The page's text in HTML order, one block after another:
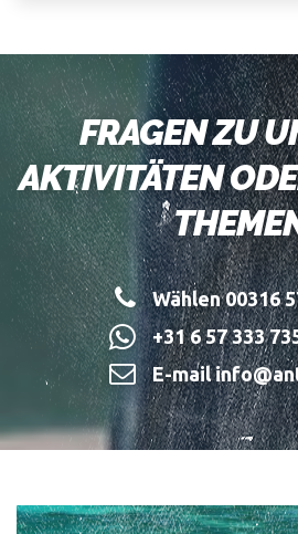
FRAGEN ZU
AKTIVITÄTEN
Wählen 00316
+31 6 57 333
E-mail